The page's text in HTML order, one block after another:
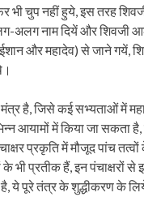
भी चुप नहीं हुये, इस तरह
अलग नाम दियें और शिवजी आठ
ईशान और महादेव) से जाने गयें,
है, जिसे कई सभ्यताओं में
आयामों में किया जा सकता है,
प्रकृति में मौजूद पांच
भी प्रतीक हैं, इन पंचाक्षरों से
ये पूरे तंत्र के शुद्धीकरण के